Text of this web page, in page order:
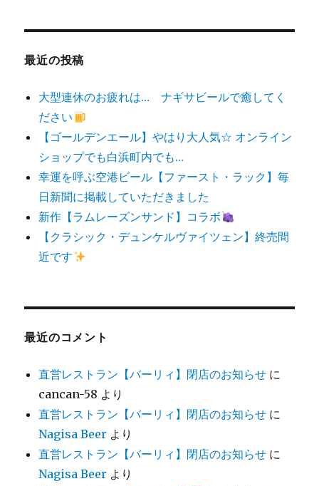
象:
最近の投稿
大型連休のお疲れは… ナギサビールで癒してく
ださい
【ゴールデンエール】やはり大人気☆ オンライン
ショップでも白浜町内でも…
幸運を呼ぶ空港ビール【ファースト・ラック】毎
日新聞に掲載していただきました
新作【ラムレーズンサンド】コラボ
【クラシック・デュンケルヴァイツェン】終売間
近です
最近のコメント
直営レストラン【バーリィ】閉店のお知らせ に
cancan-58 より
直営レストラン【バーリィ】閉店のお知らせ に
Nagisa Beer より
直営レストラン【バーリィ】閉店のお知らせ に
Nagisa Beer より